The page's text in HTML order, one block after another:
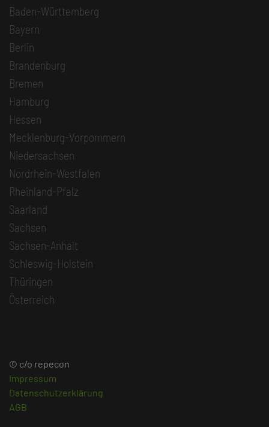
Baden-Württemberg
Bayern
Berlin
Brandenburg
Bremen
Hamburg
Hessen
Mecklenburg-Vorpommern
Niedersachsen
Nordrhein-Westfalen
Rheinland-Pfalz
Saarland
Sachsen
Sachsen-Anhalt
Schleswig-Holstein
Thüringen
Österreich
© c/o repecon
Impressum
Datenschutzerklärung
AGB